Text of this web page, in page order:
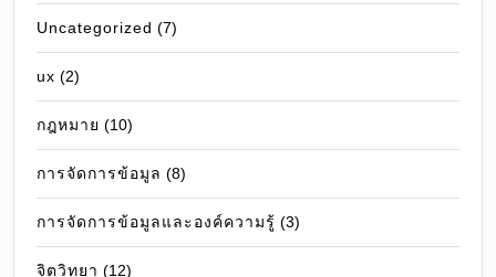
Uncategorized (7)
ux (2)
กฎหมาย (10)
การจัดการข้อมูล (8)
การจัดการข้อมูลและองค์ความรู้ (3)
จิตวิทยา (12)